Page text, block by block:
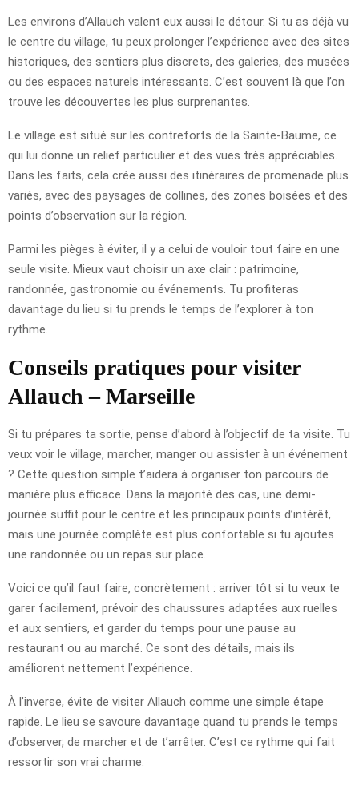
Les environs d’Allauch valent eux aussi le détour. Si tu as déjà vu
le centre du village, tu peux prolonger l’expérience avec des sites
historiques, des sentiers plus discrets, des galeries, des musées
ou des espaces naturels intéressants. C’est souvent là que l’on
trouve les découvertes les plus surprenantes.
Le village est situé sur les contreforts de la Sainte-Baume, ce
qui lui donne un relief particulier et des vues très appréciables.
Dans les faits, cela crée aussi des itinéraires de promenade plus
variés, avec des paysages de collines, des zones boisées et des
points d’observation sur la région.
Parmi les pièges à éviter, il y a celui de vouloir tout faire en une
seule visite. Mieux vaut choisir un axe clair : patrimoine,
randonnée, gastronomie ou événements. Tu profiteras
davantage du lieu si tu prends le temps de l’explorer à ton
rythme.
Conseils pratiques pour visiter
Allauch – Marseille
Si tu prépares ta sortie, pense d’abord à l’objectif de ta visite. Tu
veux voir le village, marcher, manger ou assister à un événement
? Cette question simple t’aidera à organiser ton parcours de
manière plus efficace. Dans la majorité des cas, une demi-
journée suffit pour le centre et les principaux points d’intérêt,
mais une journée complète est plus confortable si tu ajoutes
une randonnée ou un repas sur place.
Voici ce qu’il faut faire, concrètement : arriver tôt si tu veux te
garer facilement, prévoir des chaussures adaptées aux ruelles
et aux sentiers, et garder du temps pour une pause au
restaurant ou au marché. Ce sont des détails, mais ils
améliorent nettement l’expérience.
À l’inverse, évite de visiter Allauch comme une simple étape
rapide. Le lieu se savoure davantage quand tu prends le temps
d’observer, de marcher et de t’arrêter. C’est ce rythme qui fait
ressortir son vrai charme.